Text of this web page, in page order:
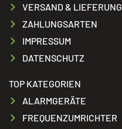
VERSAND & LIEFERUNG
ZAHLUNGSARTEN
IMPRESSUM
DATENSCHUTZ
TOP KATEGORIEN
ALARMGERÄTE
FREQUENZUMRICHTER